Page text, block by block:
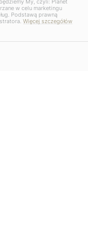
My, czyli: Planet
w celu marketingu
Podstawą prawną
Więcej szczegółów